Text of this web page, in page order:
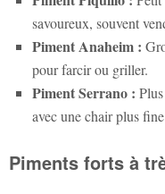
savoureux, souvent
Piment Anaheim :
pour farcir ou griller.
Piment Serrano :
avec une chair plus
Piments forts à